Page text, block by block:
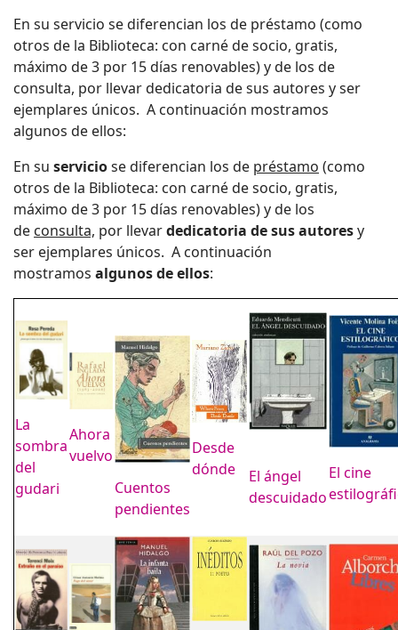
En su servicio se diferencian los de préstamo (como
otros de la Biblioteca: con carné de socio, gratis,
máximo de 3 por 15 días renovables) y de los de
consulta, por llevar dedicatoria de sus autores y ser
ejemplares únicos. A continuación mostramos
algunos de ellos:
En su serviciose diferencian los de préstamo (como
otros de la Biblioteca: con carné de socio, gratis,
máximo de 3 por 15 días renovables) y de los
de consulta, por llevardedicatoria de sus autoresy
ser ejemplares únicos. A continuación
mostramos algunos de ellos:
La
sombra
del
gudari
Ahora
vuelvo
Cuentos
pendientes
Desde
dónde
El ángel
descuidado
El cine